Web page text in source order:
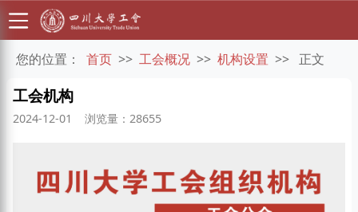
您的位置： 首页 >> 工会概况 >> 机构设置 >> 正文
工会机构
2024-12-01 浏览量：28655